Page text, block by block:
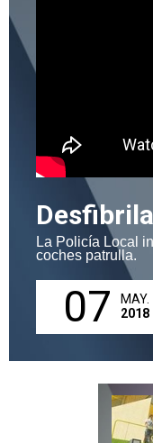
La Policía Local
coches patrulla.
07
MAY.
2018